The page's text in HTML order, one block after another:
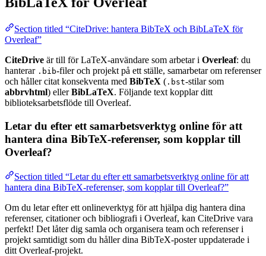
Section titled “CiteDrive: hantera BibTeX och BibLaTeX för
Overleaf”
CiteDrive är till för LaTeX-användare som arbetar i Overleaf: du
hanterar .bib-filer och projekt på ett ställe, samarbetar om referenser
och håller citat konsekventa med BibTeX ( .bst-stilar som
abbrvhtml) ellerBibLaTeX. Följande text kopplar ditt
biblioteksarbetsflöde till Overleaf.
Letar du efter ett samarbetsverktyg online för att
hantera dina BibTeX-referenser, som kopplar till
Overleaf?
Section titled “Letar du efter ett samarbetsverktyg online för att
hantera dina BibTeX-referenser, som kopplar till Overleaf?”
Om du letar efter ett onlineverktyg för att hjälpa dig hantera dina
referenser, citationer och bibliografi i Overleaf, kan CiteDrive vara
perfekt! Det låter dig samla och organisera team och referenser i
projekt samtidigt som du håller dina BibTeX-poster uppdaterade i
ditt Overleaf-projekt.